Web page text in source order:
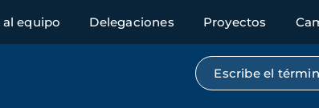
equipo Delegaciones Proyectos
Búsqueda por